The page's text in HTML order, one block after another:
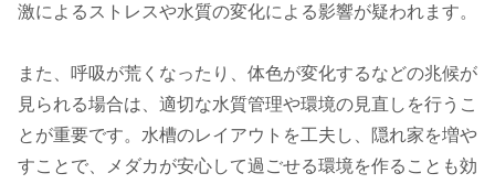
激によるストレスや水質の変化による影響が疑われます。
また、呼吸が荒くなったり、体色が変化するなどの兆候が
見られる場合は、適切な水質管理や環境の見直しを行うこ
とが重要です。水槽のレイアウトを工夫し、隠れ家を増や
すことで、メダカが安心して過ごせる環境を作ることも効